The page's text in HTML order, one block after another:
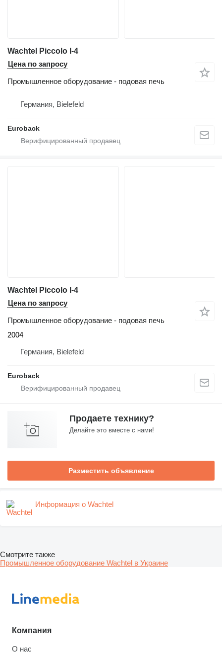
Wachtel Piccolo I-4
Цена по запросу
Промышленное оборудование - подовая печь
Германия, Bielefeld
Euroback
Wachtel Piccolo I-4
Цена по запросу
Промышленное оборудование - подовая печь
2004
Германия, Bielefeld
Euroback
Продаете технику?
Делайте это вместе с нами!
Разместить объявление
Информация о Wachtel
Смотрите также
Промышленное оборудование Wachtel в Украине
Компания
О нас